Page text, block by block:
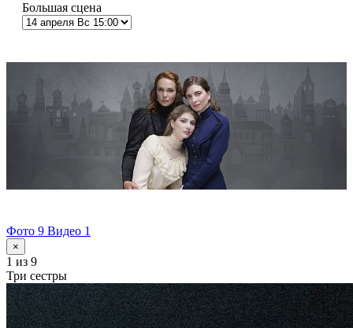
Большая сцена
Фото 9 Видео 1
×
1 из 9
Три сестры